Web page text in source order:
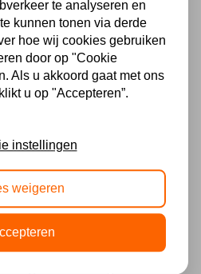
voordelen
. Met behulp van private
nooit geen onverwachte
en onderhoud zijn in uw
begrepen. Ook bij het
van uw auto hebt u
extra kosten;
te analyseren en
kunnen tonen via derde
hoe wij cookies gebruiken
door op "Cookie
Als u akkoord gaat met ons
u op "Accepteren”.
instellingen
weigeren